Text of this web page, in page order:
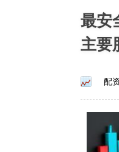
最安
主要
配